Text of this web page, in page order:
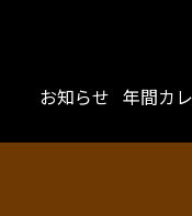
お知らせ 年間カ